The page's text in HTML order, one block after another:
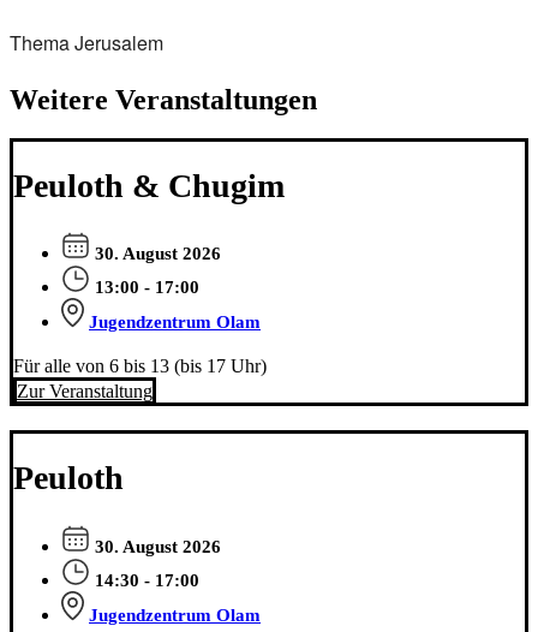
Thema Jerusalem
Weitere Veranstaltungen
Peuloth & Chugim
30. August 2026
13:00 - 17:00
Jugendzentrum Olam
Für alle von 6 bis 13 (bis 17 Uhr)
Zur Veranstaltung
Peuloth
30. August 2026
14:30 - 17:00
Jugendzentrum Olam